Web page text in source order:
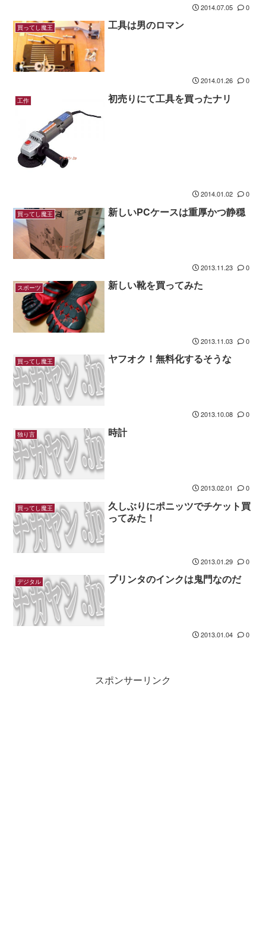
2014.07.05 0
買ってし魔王 工具は男のロマン
2014.01.26 0
工作 初売りにて工具を買ったナリ
2014.01.02 0
買ってし魔王 新しいPCケースは重厚かつ静穏
2013.11.23 0
スポーツ 新しい靴を買ってみた
2013.11.03 0
買ってし魔王 ヤフオク！無料化するそうな
2013.10.08 0
独り言 時計
2013.02.01 0
買ってし魔王
久しぶりにポニッツでチケット買
ってみた！
2013.01.29 0
デジタル プリンタのインクは鬼門なのだ
2013.01.04 0
スポンサーリンク